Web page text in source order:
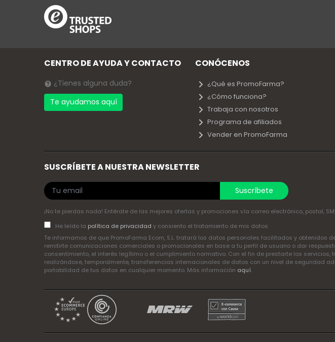
CENTRO DE AYUDA Y CONTACTO
¿Tienes alguna duda?
Te ayudamos aquí
CONÓCENOS
¿Qué es PromoFarma?
¿Cómo funciona?
Trabaja con nosotros
Programa de afiliados
Vender en PromoFarma
SUSCRÍBETE A NUESTRA NEWSLETTER
Suscríbete
¡No te pierdas nada! Entérate de las mejores ofertas y promociones vía correo electrónico, postal,
He leído la política de privacidad y consiento el tratamiento de mis datos
Te informamos de que PromoFarma Ecom, S.L. tratará los datos personales facilitados y
remitirte comunicaciones comerciales o promocionales en base a tu perfil de usuario o dar
consentimiento, el interés legítimo o el cumplimiento normativo. Con el fin de prestarte los
realizándose, temporalmente, transferencias internacionales de datos con un nivel de seguridad
portabilidad de tus datos en cualquier momento. Más información aquí.